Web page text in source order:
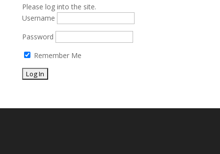
Please log into the site.
Username
Password
Remember Me